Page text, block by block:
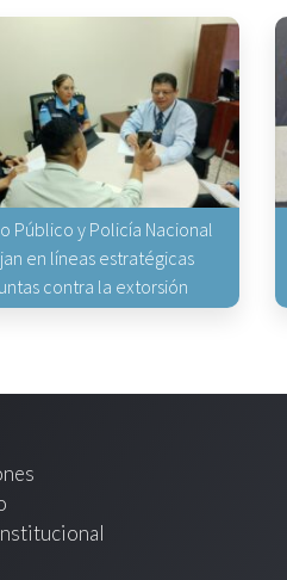
Público y Policía Nacional
en líneas estratégicas
contra la extorsión